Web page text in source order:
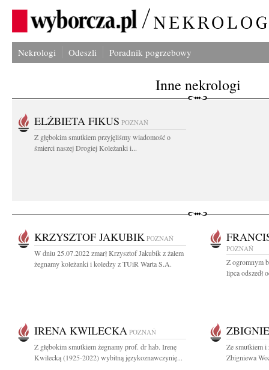
Nekrologi Odeszli Poradnik pogrzebowy
Inne nekrologi
ELŻBIETA FIKUS POZNAŃ
Z głębokim smutkiem przyjęliśmy wiadomość o
śmierci naszej Drogiej Koleżanki i...
KRZYSZTOF JAKUBIK POZNAŃ
W dniu 25.07.2022 zmarł Krzysztof Jakubik z żalem
żegnamy koleżanki i koledzy z TUiR Warta S.A.
POZNAŃ
Z ogromnym
lipca odszedł
IRENA KWILECKA POZNAŃ
Z głębokim smutkiem żegnamy prof. dr hab. Irenę
Kwilecką (1925-2022) wybitną językoznawczynię...
Ze smutkiem i
Zbigniewa